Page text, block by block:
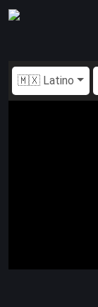
🇲🇽 Latino